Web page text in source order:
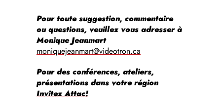
Pour toute suggestion, commentaire
ou questions, veuillez vous adresser à
Monique Jeanmart
moniquejeanmart@videotron.ca
Pour des conférences, ateliers,
présentations dans votre région
Invitez Attac!